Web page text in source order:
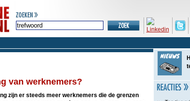
van werknemers?
zijn er steeds meer werknemers die de grenzen